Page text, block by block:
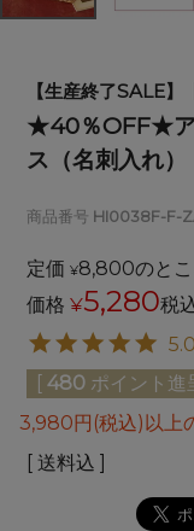
【生産終了SALE】
★40％OFF★ア
ス（名刺入れ）
商品番号 HI0038F-F-
定価 ¥8,800のと
価格 ¥5,280税
[ 480 ポイント進
3,980円(税込)以上
送料込